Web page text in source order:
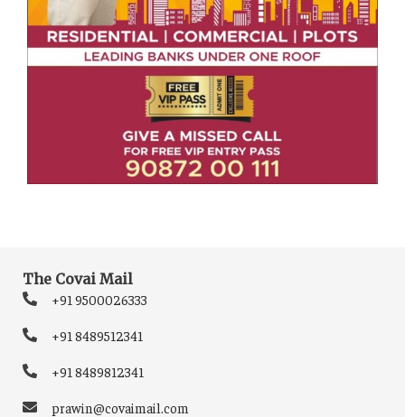
The Covai Mail
+91 9500026333
+91 8489512341
+91 8489812341
prawin@covaimail.com